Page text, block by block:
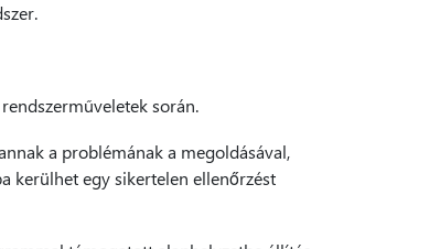
során.
a problémának a megoldásával,
kerülhet egy sikertelen ellenőrzést